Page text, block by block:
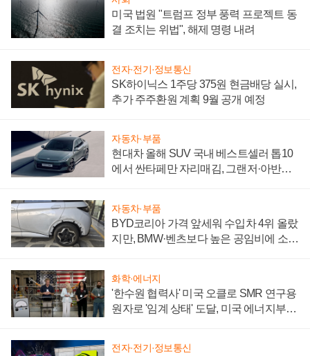
미국 법원 "트럼프 정부 풍력 프로젝트 동
결 조치는 위법", 해제 명령 내려
전자·전기·정보통신
SK하이닉스 1주당 375원 현금배당 실시,
추가 주주환원 계획 9월 공개 예정
자동차·부품
현대차 올해 SUV 국내 베스트셀러 톱10
에서 싼타페만 자리매김, 그랜저·아반떼
자동차·부품
BYD코리아 가격 앞세워 수입차 4위 올랐
지만, BMW·벤츠보다 높은 공임비에 소비
화학·에너지
'한수원 협력사' 미국 오클로 SMR 연구용
원자로 '임계 상태' 도달, 미국 에너지부
전자·전기·정보통신